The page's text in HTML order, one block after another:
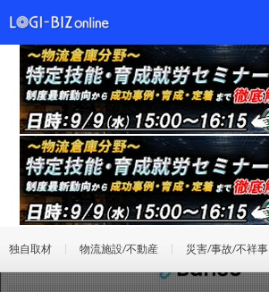
独自取材 物流施設/不動産 災害/事故/不祥事